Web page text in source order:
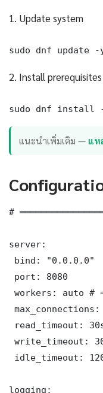
1. Update system
sudo dnf update -
2. Install prerequisites
sudo dnf install
แนะนำเพิ่มเติม — แห
#
server:
bind: "0.0.0.0"
port: 8080
workers: auto #
max_connections:
read_timeout:
write_timeout:
idle_timeout:
logging: